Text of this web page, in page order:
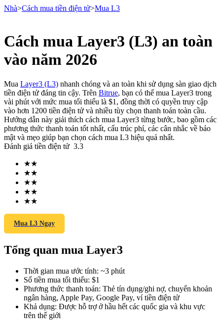
Hợp đồng tương lai
USDT Futures
Futures sử dụng USDT làm tài sản thế chấp
COIN-M Futures
Futures sử dụng token làm tài sản thế chấp
TradFi
Nhà>Cách mua tiền điện tử>Mua L3
Cách mua Layer3 (L3) an toàn
vào năm 2026
Mua Layer3 (L3) nhanh chóng và an toàn khi sử dụng sàn giao dịch
tiền điện tử đáng tin cậy. Trên Bitrue, bạn có thể mua Layer3 trong
vài phút với mức mua tối thiểu là $1, đồng thời có quyền truy cập
vào hơn 1200 tiền điện tử và nhiều tùy chọn thanh toán toàn cầu.
Hướng dẫn này giải thích cách mua Layer3 từng bước, bao gồm các
phương thức thanh toán tốt nhất, cấu trúc phí, các cân nhắc về bảo
mật và mẹo giúp bạn chọn cách mua L3 hiệu quả nhất.
Đánh giá tiền điện tử 3.3
★★
★★
★★
★★
★★
Mua L3 Ngay
Tổng quan mua Layer3
Thời gian mua ước tính: ~3 phút
Số tiền mua tối thiểu: $1
Phương thức thanh toán: Thẻ tín dụng/ghi nợ, chuyển khoản
ngân hàng, Apple Pay, Google Pay, ví tiền điện tử
Khả dụng: Được hỗ trợ ở hầu hết các quốc gia và khu vực
trên thế giới